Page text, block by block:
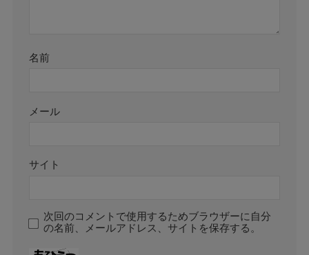
名前
メール
サイト
次回のコメントで使用するためブラウザーに自分
の名前、メールアドレス、サイトを保存する。